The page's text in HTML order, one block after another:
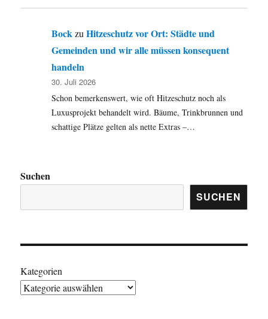
Bock zuHitzeschutz vor Ort: Städte und
Gemeinden und wir alle müssen konsequent
handeln
30. Juli 2026
Schon bemerkenswert, wie oft Hitzeschutz noch als
Luxusprojekt behandelt wird. Bäume, Trinkbrunnen und
schattige Plätze gelten als nette Extras –…
Suchen
SUCHEN
Kategorien